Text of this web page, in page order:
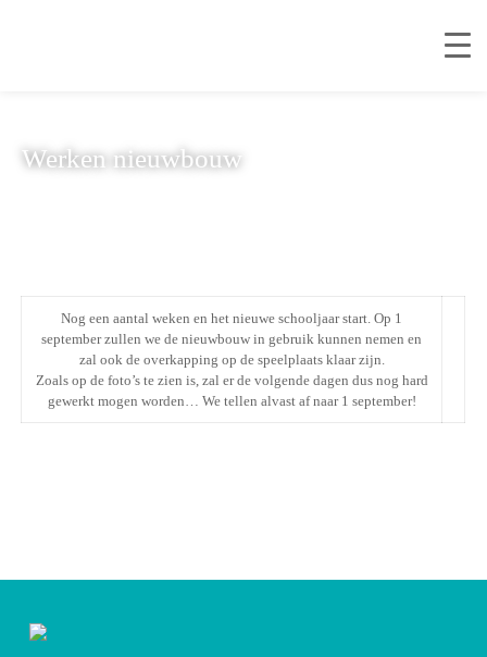
Werken nieuwbouw
Nog een aantal weken en het nieuwe schooljaar start. Op 1
september zullen we de nieuwbouw in gebruik kunnen nemen en
zal ook de overkapping op de speelplaats klaar zijn.
Zoals op de foto’s te zien is, zal er de volgende dagen dus nog hard
gewerkt mogen worden… We tellen alvast af naar 1 september!